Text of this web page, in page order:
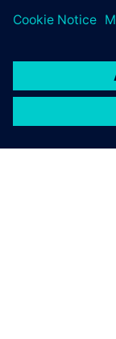
Študija primera|
| Simulacija
kratkimi vlakni
Študija primera|